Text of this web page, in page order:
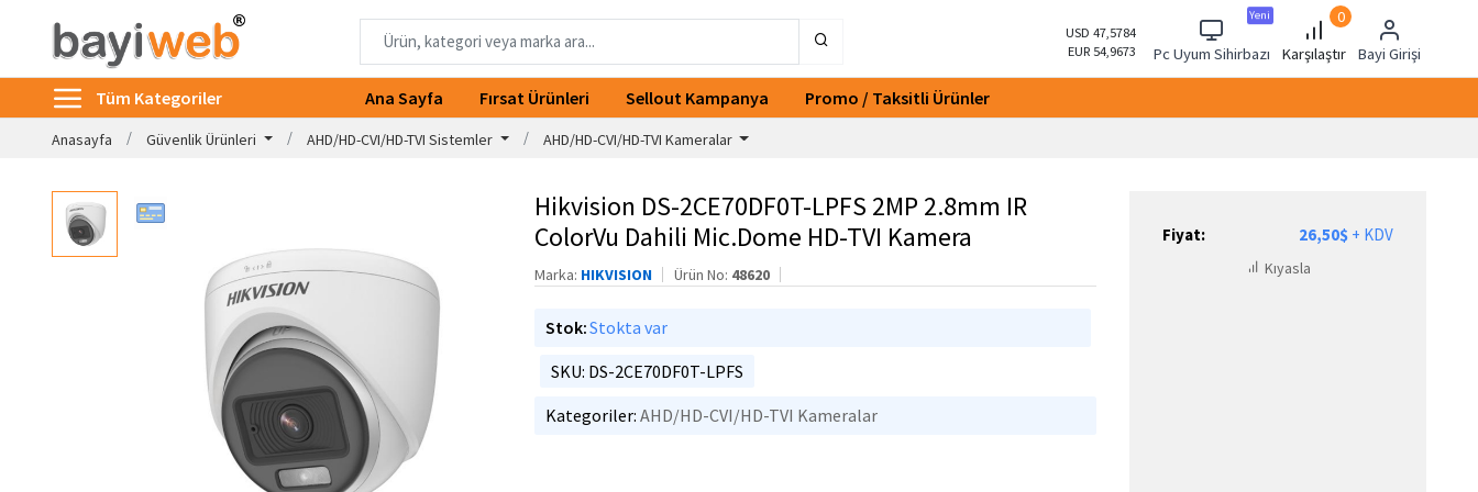
USD 47,5784
EUR 54,9673
Pc Uyum Sihirbazı
Yeni
Karşılaştır
0
Bayi Girişi
Tüm Kategoriler Ana Sayfa Fırsat Ürünleri Sellout Kampanya Promo / Taksitli Ürünler
Anasayfa Güvenlik Ürünleri AHD/HD-CVI/HD-TVI Sistemler AHD/HD-CVI/HD-TVI Kameralar
Hikvision DS-2CE70DF0T-LPFS 2MP 2.8mm IR
ColorVu Dahili Mic.Dome HD-TVI Kamera
Marka: HIKVISION Ürün No: 48620
Stok:Stokta var
SKU: DS-2CE70DF0T-LPFS
Kategoriler: AHD/HD-CVI/HD-TVI Kameralar
Fiyat: 26,50$ + KDV
Kıyasla